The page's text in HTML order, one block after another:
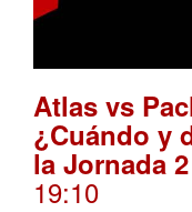
Atlas vs
¿Cuándo y
la Jornada
19:10